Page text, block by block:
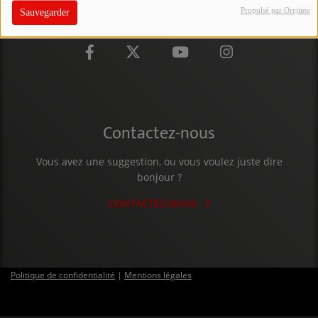
Sauvegarder Propulsé par Orejime
PARTICIPEZ
JEUX CONCOURS
L'ŒIL DE L'OIE | PRÉSENTATION
VIDÉOS | L’ŒIL DE L'OIE
PARTENAIRES
Contactez-nous
Vous avez une suggestion, ou vous voulez juste dire
bonjour ?
CONTACTEZ-NOUS
Politique de confidentialité | Mentions légales